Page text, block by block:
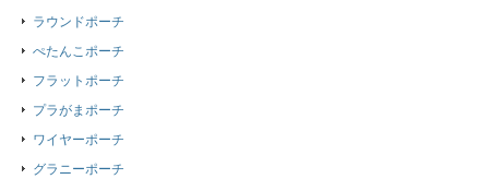
ラウンドポーチ
ぺたんこポーチ
フラットポーチ
プラがまポーチ
ワイヤーポーチ
グラニーポーチ